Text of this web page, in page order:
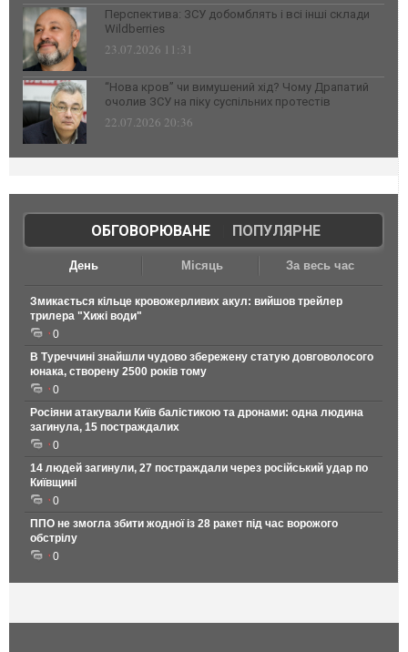
Перспектива: ЗСУ добомблять і всі інші склади
Wildberries
23.07.2026 11:31
“Нова кров” чи вимушений хід? Чому Драпатий
очолив ЗСУ на піку суспільних протестів
22.07.2026 20:36
ОБГОВОРЮВАНЕ| ПОПУЛЯРНЕ
День Місяць За весь час
Змикається кільце кровожерливих акул: вийшов трейлер
трилера "Хижі води"
0
В Туреччині знайшли чудово збережену статую довговолосого
юнака, створену 2500 років тому
0
Росіяни атакували Київ балістикою та дронами: одна людина
загинула, 15 постраждалих
0
14 людей загинули, 27 постраждали через російський удар по
Київщині
0
ППО не змогла збити жодної із 28 ракет під час ворожого
обстрілу
0